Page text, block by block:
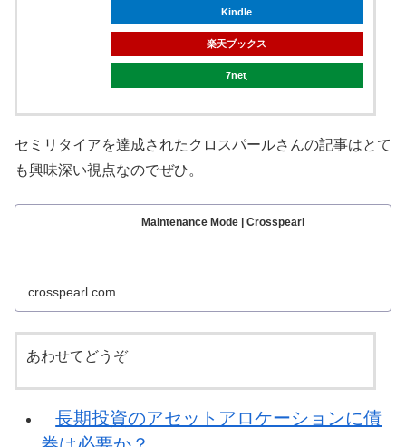
Kindle
楽天ブックス
7net
セミリタイアを達成されたクロスパールさんの記事はとて
も興味深い視点なのでぜひ。
Maintenance Mode | Crosspearl
crosspearl.com
あわせてどうぞ
長期投資のアセットアロケーションに債